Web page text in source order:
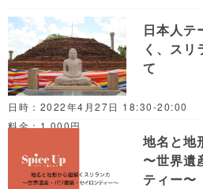
日本人テ
く、スリ
て
日時：2022年4月27日 18:30-20:00
料金：1,000円
地名と地
〜世界遺
ティー〜